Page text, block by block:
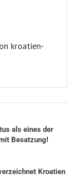
kroatien-
als eines der
Besatzung!
Kroatien